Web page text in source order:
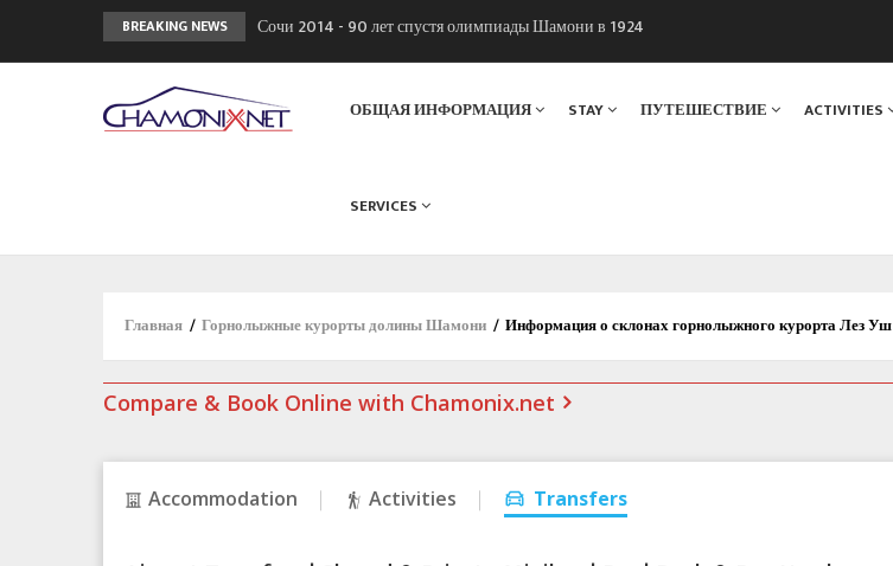
BREAKING NEWS
Сочи 2014 - 90 лет спустя олимпиады Шамони в 1924
ОБЩАЯ ИНФОРМАЦИЯ STAY ПУТЕШЕСТВИЕ ACTIVITIES
SERVICES
Главная / Горнолыжные курорты долины Шамони / Информация о склонах горнолыжного курорта Лез Уш
Compare & Book Online with Chamonix.net
Accommodation Activities Transfers